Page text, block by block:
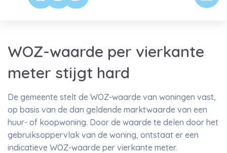
WOZ-waarde per vierkante
meter stijgt hard
De gemeente stelt de WOZ-waarde van woningen vast,
op basis van de dan geldende marktwaarde van een
huur- of koopwoning. Door de waarde te delen door het
gebruiksoppervlak van de woning, ontstaat er een
indicatieve WOZ-waarde per vierkante meter.